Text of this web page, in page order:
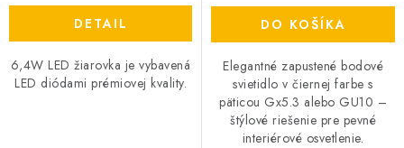
DETAIL
6,4W LED žiarovka je vybavená
LED diódami prémiovej kvality.
DO KOŠÍKA
Elegantné zapustené bodové
svietidlo v čiernej farbe s
päticou Gx5.3 alebo GU10 –
štýlové riešenie pre pevné
interiérové osvetlenie.